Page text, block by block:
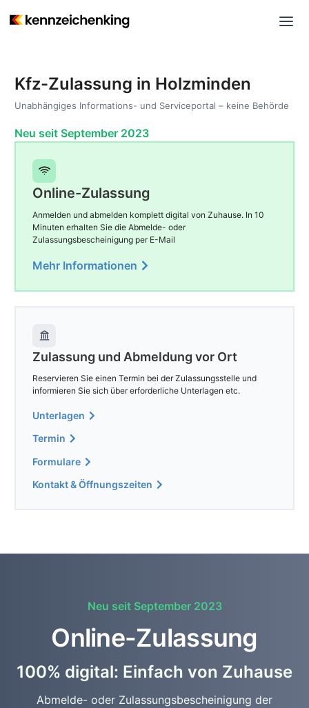
Kfz-Zulassung in Holzminden
Unabhängiges Informations- und Serviceportal – keine Behörde
Neu seit September 2023
Online-Zulassung
Anmelden und abmelden komplett digital von Zuhause. In 10
Minuten erhalten Sie die Abmelde- oder
Zulassungsbescheinigung per E-Mail
Mehr Informationen
Zulassung und Abmeldung vor Ort
Reservieren Sie einen Termin bei der Zulassungsstelle und
informieren Sie sich über erforderliche Unterlagen etc.
Unterlagen
Termin
Formulare
Kontakt & Öffnungszeiten
Neu seit September 2023
Online-Zulassung
100% digital: Einfach von Zuhause
Abmelde- oder Zulassungsbescheinigung der